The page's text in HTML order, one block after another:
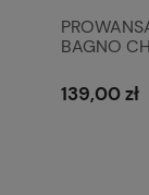
BAGNO
139,00 zł